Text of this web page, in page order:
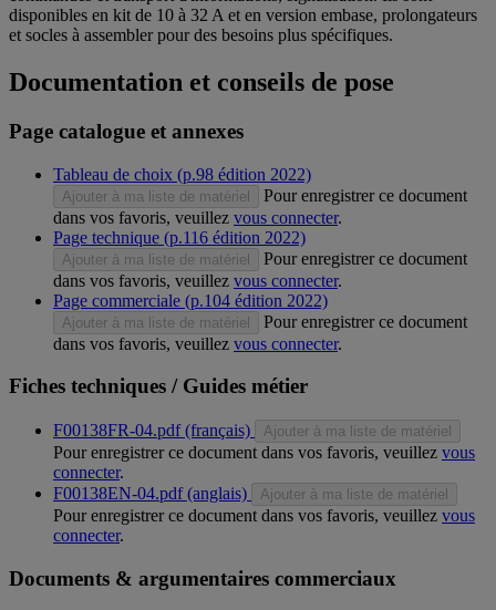
disponibles en kit de 10 à 32 A et en version embase, prolongateurs
et socles à assembler pour des besoins plus spécifiques.
Documentation et conseils de pose
Page catalogue et annexes
Tableau de choix (p.98 édition 2022)
Ajouter à ma liste de matériel
Pour enregistrer ce document
dans vos favoris, veuillez vous connecter.
Page technique (p.116 édition 2022)
Ajouter à ma liste de matériel
Pour enregistrer ce document
dans vos favoris, veuillez vous connecter.
Page commerciale (p.104 édition 2022)
Ajouter à ma liste de matériel
Pour enregistrer ce document
dans vos favoris, veuillez vous connecter.
Fiches techniques / Guides métier
F00138FR-04.pdf (français) Ajouter à ma liste de matériel
Pour enregistrer ce document dans vos favoris, veuillez vous
connecter.
F00138EN-04.pdf (anglais)
Ajouter à ma liste de matériel
Pour enregistrer ce document dans vos favoris, veuillez vous
connecter.
Documents & argumentaires commerciaux